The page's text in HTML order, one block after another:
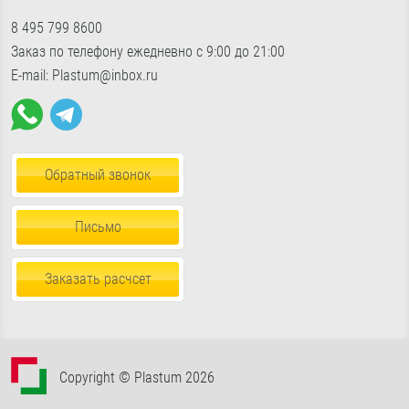
Фурнитура для окон
Пена, герметики, клей
Доставка по России
«Славянский мир», Б24/2
Пн-Пт с 9:00 до 18:00, Сб-Вс с 10:30 до 17:00
8 495 799 8600
Заказ по телефону ежедневно с 9:00 до 21:00
E-mail: Plastum@inbox.ru
Обратный звонок
Письмо
Заказать расчсет
Copyright © Plastum 2026